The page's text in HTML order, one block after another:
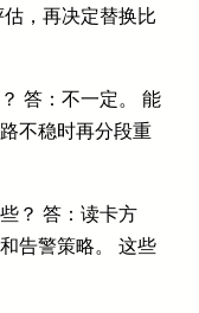
，再决定替换比
答：不一定。 能
不稳时再分段重
？ 答：读卡方
告警策略。 这些